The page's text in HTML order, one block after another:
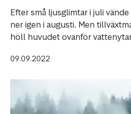
Efter små ljusglimtar i juli
ner igen i augusti. Men
höll huvudet ovanför
09.09.2022